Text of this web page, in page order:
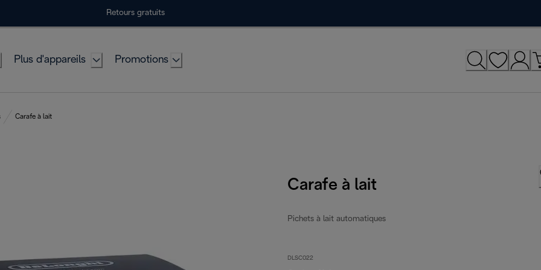
Retours gratuits
Plus d'appareils Promotions
Carafe à lait
Carafe à lait
Pichets à lait automatiques
DLSC022